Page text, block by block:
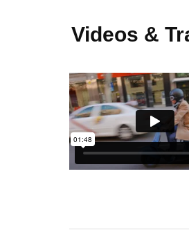
Videos &